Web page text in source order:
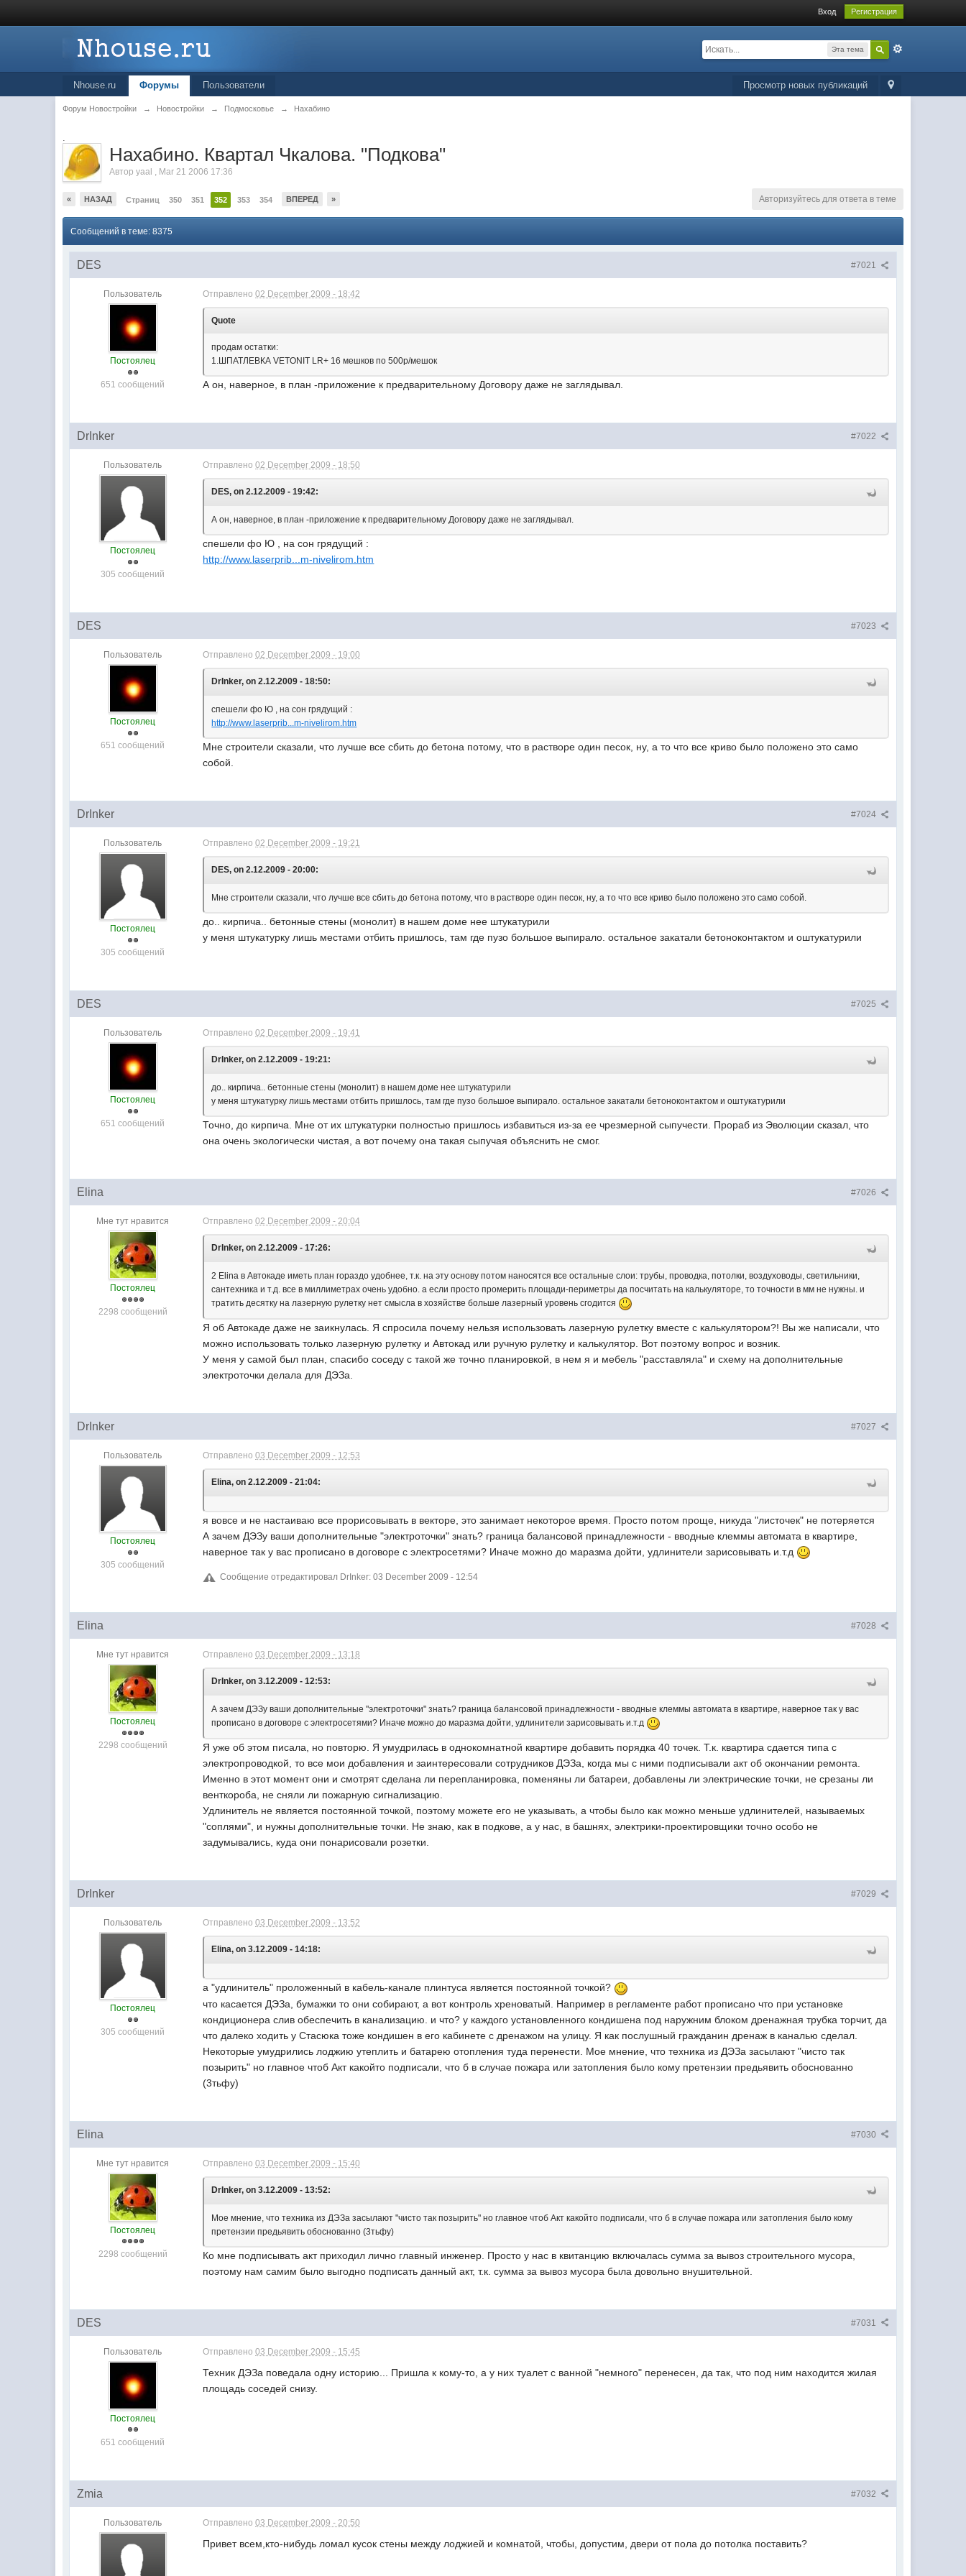
Вход Регистрация
Эта тема
Просмотр новых публикаций
Nhouse.ru Форумы Пользователи
Форум Новостройки → Новостройки → Подмосковье → Нахабино
.
Нахабино. Квартал Чкалова. "Подкова"
Авторyaal , Mar 21 2006 17:36
« НАЗАД Страниц 350 351 352 353 354 ВПЕРЕД » Авторизуйтесь для ответа в теме
Сообщений в теме: 8375
#7021
DES
Пользователь
Постоялец
651 сообщений
Отправлено02 December 2009 - 18:42
Quote
продам остатки:
1.ШПАТЛЕВКА VETONIT LR+ 16 мешков по 500р/мешок
А он, наверное, в план -приложение к предварительному Договору даже не заглядывал.
#7022
DrInker
Пользователь
Постоялец
305 сообщений
Отправлено02 December 2009 - 18:50
DES, on 2.12.2009 - 19:42:
А он, наверное, в план -приложение к предварительному Договору даже не заглядывал.
спешели фо Ю , на сон грядущий :
http://www.laserprib...m-nivelirom.htm
#7023
DES
Пользователь
Постоялец
651 сообщений
Отправлено02 December 2009 - 19:00
DrInker, on 2.12.2009 - 18:50:
спешели фо Ю , на сон грядущий :
http://www.laserprib...m-nivelirom.htm
Мне строители сказали, что лучше все сбить до бетона потому, что в растворе один песок, ну, а то что все криво было положено это само
собой.
#7024
DrInker
Пользователь
Постоялец
305 сообщений
Отправлено02 December 2009 - 19:21
DES, on 2.12.2009 - 20:00:
Мне строители сказали, что лучше все сбить до бетона потому, что в растворе один песок, ну, а то что все криво было положено это само собой.
до.. кирпича.. бетонные стены (монолит) в нашем доме нее штукатурили
у меня штукатурку лишь местами отбить пришлось, там где пузо большое выпирало. остальное закатали бетоноконтактом и оштукатурили
#7025
DES
Пользователь
Постоялец
651 сообщений
Отправлено02 December 2009 - 19:41
DrInker, on 2.12.2009 - 19:21:
до.. кирпича.. бетонные стены (монолит) в нашем доме нее штукатурили
у меня штукатурку лишь местами отбить пришлось, там где пузо большое выпирало. остальное закатали бетоноконтактом и оштукатурили
Точно, до кирпича. Мне от их штукатурки полностью пришлось избавиться из-за ее чрезмерной сыпучести. Прораб из Эволюции сказал, что
она очень экологически чистая, а вот почему она такая сыпучая объяснить не смог.
#7026
Elina
Мне тут нравится
Постоялец
2298 сообщений
Отправлено02 December 2009 - 20:04
DrInker, on 2.12.2009 - 17:26:
2 Elina в Автокаде иметь план гораздо удобнее, т.к. на эту основу потом наносятся все остальные слои: трубы, проводка, потолки, воздуховоды, светильники,
сантехника и т.д. все в миллиметрах очень удобно. а если просто промерить площади-периметры да посчитать на калькуляторе, то точности в мм не нужны. и
тратить десятку на лазерную рулетку нет смысла в хозяйстве больше лазерный уровень сгодится
Я об Автокаде даже не заикнулась. Я спросила почему нельзя использовать лазерную рулетку вместе с калькулятором?! Вы же написали, что
можно использовать только лазерную рулетку и Автокад или ручную рулетку и калькулятор. Вот поэтому вопрос и возник.
У меня у самой был план, спасибо соседу с такой же точно планировкой, в нем я и мебель "расставляла" и схему на дополнительные
электроточки делала для ДЭЗа.
#7027
DrInker
Пользователь
Постоялец
305 сообщений
Отправлено03 December 2009 - 12:53
Elina, on 2.12.2009 - 21:04:
я вовсе и не настаиваю все прорисовывать в векторе, это занимает некоторое время. Просто потом проще, никуда "листочек" не потеряется
А зачем ДЭЗу ваши дополнительные "электроточки" знать? граница балансовой принадлежности - вводные клеммы автомата в квартире,
наверное так у вас прописано в договоре с электросетями? Иначе можно до маразма дойти, удлинители зарисовывать и.т.д
Сообщение отредактировал DrInker: 03 December 2009 - 12:54
#7028
Elina
Мне тут нравится
Постоялец
2298 сообщений
Отправлено03 December 2009 - 13:18
DrInker, on 3.12.2009 - 12:53:
А зачем ДЭЗу ваши дополнительные "электроточки" знать? граница балансовой принадлежности - вводные клеммы автомата в квартире, наверное так у вас
прописано в договоре с электросетями? Иначе можно до маразма дойти, удлинители зарисовывать и.т.д
Я уже об этом писала, но повторю. Я умудрилась в однокомнатной квартире добавить порядка 40 точек. Т.к. квартира сдается типа с
электропроводкой, то все мои добавления и заинтересовали сотрудников ДЭЗа, когда мы с ними подписывали акт об окончании ремонта.
Именно в этот момент они и смотрят сделана ли перепланировка, поменяны ли батареи, добавлены ли электрические точки, не срезаны ли
венткороба, не сняли ли пожарную сигнализацию.
Удлинитель не является постоянной точкой, поэтому можете его не указывать, а чтобы было как можно меньше удлинителей, называемых
"соплями", и нужны дополнительные точки. Не знаю, как в подкове, а у нас, в башнях, электрики-проектировщики точно особо не
задумывались, куда они понарисовали розетки.
#7029
DrInker
Пользователь
Постоялец
305 сообщений
Отправлено03 December 2009 - 13:52
Elina, on 3.12.2009 - 14:18:
а "удлинитель" проложенный в кабель-канале плинтуса является постоянной точкой?
что касается ДЭЗа, бумажки то они собирают, а вот контроль хреноватый. Например в регламенте работ прописано что при установке
кондиционера слив обеспечить в канализацию. и что? у каждого установленного кондишена под наружним блоком дренажная трубка торчит, да
что далеко ходить у Стасюка тоже кондишен в его кабинете с дренажом на улицу. Я как послушный гражданин дренаж в каналью сделал.
Некоторые умудрились лоджию утеплить и батарею отопления туда перенести. Мое мнение, что техника из ДЭЗа засылают "чисто так
позырить" но главное чтоб Акт какойто подписали, что б в случае пожара или затопления было кому претензии предьявить обоснованно
(3тьфу)
#7030
Elina
Мне тут нравится
Постоялец
2298 сообщений
Отправлено03 December 2009 - 15:40
DrInker, on 3.12.2009 - 13:52:
Мое мнение, что техника из ДЭЗа засылают "чисто так позырить" но главное чтоб Акт какойто подписали, что б в случае пожара или затопления было кому
претензии предьявить обоснованно (3тьфу)
Ко мне подписывать акт приходил лично главный инженер. Просто у нас в квитанцию включалась сумма за вывоз строительного мусора,
поэтому нам самим было выгодно подписать данный акт, т.к. сумма за вывоз мусора была довольно внушительной.
#7031
DES
Пользователь
Постоялец
651 сообщений
Отправлено03 December 2009 - 15:45
Техник ДЭЗа поведала одну историю... Пришла к кому-то, а у них туалет с ванной "немного" перенесен, да так, что под ним находится жилая
площадь соседей снизу.
#7032
Zmia
Пользователь Отправлено03 December 2009 - 20:50
Привет всем,кто-нибудь ломал кусок стены между лоджией и комнатой, чтобы, допустим, двери от пола до потолка поставить?